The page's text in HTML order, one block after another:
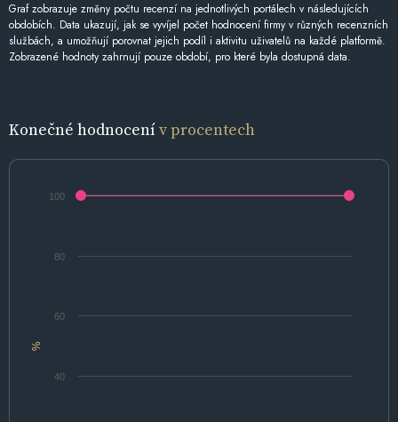
Graf zobrazuje změny počtu recenzí na jednotlivých portálech v následujících
obdobích. Data ukazují, jak se vyvíjel počet hodnocení firmy v různých recenzních
službách, a umožňují porovnat jejich podíl i aktivitu uživatelů na každé platformě.
Zobrazené hodnoty zahrnují pouze období, pro které byla dostupná data.
Konečné hodnocenív procentech
%
40
60
80
100